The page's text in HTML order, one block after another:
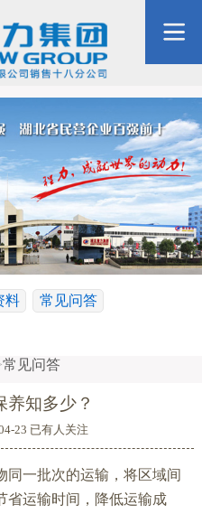
料
常见问答
常见问答
养知多少？
23 已有人关注
同一批次的运输，将区域间
省运输时间，降低运输成